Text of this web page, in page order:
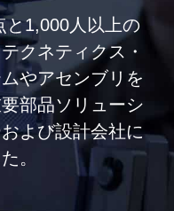
と1,000人以上の
クネティクス・
やアセンブリを
部品ソリューシ
よび設計会社に
。